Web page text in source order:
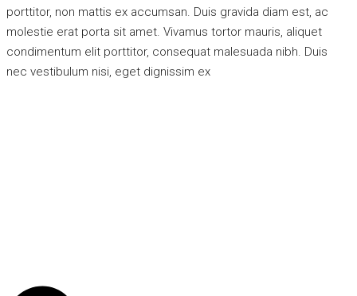
porttitor, non mattis ex accumsan. Duis gravida diam est, ac
molestie erat porta sit amet. Vivamus tortor mauris, aliquet
condimentum elit porttitor, consequat malesuada nibh. Duis
nec vestibulum nisi, eget dignissim ex